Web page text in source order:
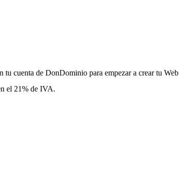
tu cuenta de DonDominio para empezar a crear tu
el 21% de IVA.